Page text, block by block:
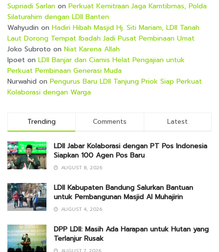
Supriadi Sarlan on Perkuat Kemitraan Jaga Kamtibmas, Polda
Silaturahim dengan LDII Banten
Wahyudin on Hadiri Hibah Masjid Hj. Siti Mariam, LDII Tanah
Laut Dorong Tempat Ibadah Jadi Pusat Pembinaan Umat
Joko Subroto on Niat Karena Allah
Ipoet on LDII Banjar dan Ciamis Helat Pengajian untuk
Perkuat Pembinaan Generasi Muda
Nurwahid on Pengurus Baru LDII Tanjung Priok Siap Perkuat
Kolaborasi dengan Warga
Trending Comments Latest
LDII Jabar Kolaborasi dengan PT Pos Indonesia
Siapkan 100 Agen Pos Baru
AUGUST 8, 2026
LDII Kabupaten Bandung Salurkan Bantuan
untuk Pembangunan Masjid Al Muhajirin
AUGUST 4, 2026
DPP LDII: Masih Ada Harapan untuk Hutan yang
Terlanjur Rusak